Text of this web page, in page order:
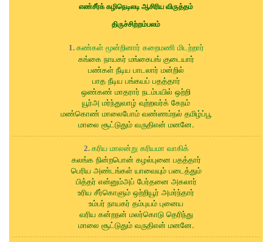
எண்சீர்க் கழிநெடிலடி ஆசிரிய விருத்தம்
திருச்சிற்றம்பலம்
1. கண்கள் மூன்றினார் கறைமணி மிடற்றார்
கங்கை நாயகர் மங்கைபங் குடையார்
பண்கள் நீடிய பாடலார் மன்றில்
பாத நீடிய பங்கயப் பதத்தார்
ஒண்கண் மாதரார் நடம்பயில் ஒற்றி
யூர்அ மர்ந்துவாழ் வுற்றவர்க் கேநம்
மண்கொண் மாலைபோம் வண்ணம்நல் தமிழ்ப்பூ
மாலை சூட்டுதும் வருதிஎன் மனனே.
2. கரிய மாலன்று கரியமா வாகிக்
கலங்க நின்றபொன் கழல்புனை பதத்தார்
பெரிய அண்டங்கள் யாவையும் படைத்தும்
பித்தர் என்னும்அப் பேர்தனை அகலார்
உரிய சீர்கொளும் ஒற்றியூர் அமர்ந்தார்
உம்பர் நாயகர் தம்புயம் புனைய
வரிய கன்றநன் மலர்கொடு தெரிந்து
மாலை சூட்டுதும் வருதிஎன் மனனே.